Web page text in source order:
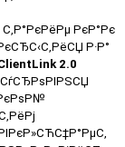
РєР°Рє
Р·Р°
2.0